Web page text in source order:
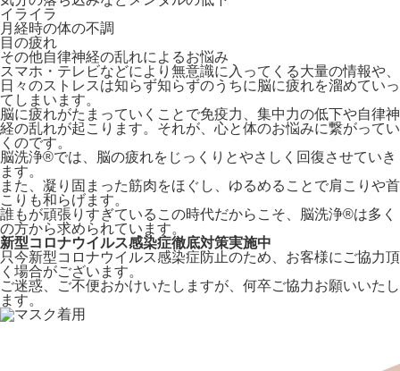
イライラ
月経時の体の不調
目の疲れ
その他自律神経の乱れによるお悩み
スマホ・テレビなどにより無意識に入ってくる大量の情報や、
日々のストレスは知らず知らずのうちに脳に疲れを溜めていっ
てしまいます。
脳に疲れがたまっていくことで免疫力、集中力の低下や自律神
経の乱れが起こります。それが、心と体のお悩みに繋がってい
くのです。
脳洗浄®︎では、脳の疲れをじっくりとやさしく回復させていき
ます。
また、凝り固まった筋肉をほぐし、ゆるめることで肩こりや首
こりも和らげます。
誰もが頑張りすぎているこの時代だからこそ、脳洗浄®︎は多く
の方から求められています。
新型コロナウイルス感染症徹底対策実施中
只今新型コロナウイルス感染症防止のため、お客様にご協力頂
く場合がございます。
ご迷惑、ご不便おかけいたしますが、何卒ご協力お願いいたし
ます。